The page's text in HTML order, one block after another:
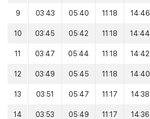
9 03:43 05:40 11:18 14:46
10 03:45 05:42 11:18 14:44
11 03:47 05:44 11:18 14:42
12 03:49 05:45 11:18 14:40
13 03:51 05:47 11:17 14:38
14 03:53 05:49 11:17 14:36